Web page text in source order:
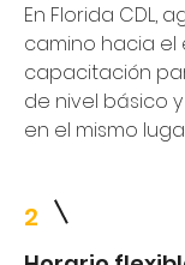
En Florida CDL,
camino hacia el
capacitación
de nivel básico
en el mismo
2